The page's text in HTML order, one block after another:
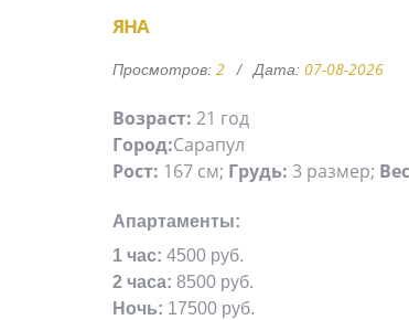
ЯНА
Просмотров: 2 Дата: 07-08-2026
Возраст: 21 год
Город:Сарапул
Рост: 167 см; Грудь: 3 размер;
Апартаменты:
1 час: 4500 руб.
2 часа: 8500 руб.
Ночь: 17500 руб.